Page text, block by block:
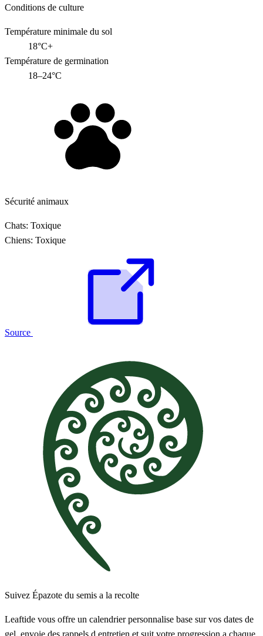
Conditions de culture
Température minimale du sol
18°C+
Température de germination
18–24°C
Sécurité animaux
Chats: Toxique
Chiens: Toxique
Source
Suivez Épazote du semis a la recolte
Leaftide vous offre un calendrier personnalise base sur vos dates de